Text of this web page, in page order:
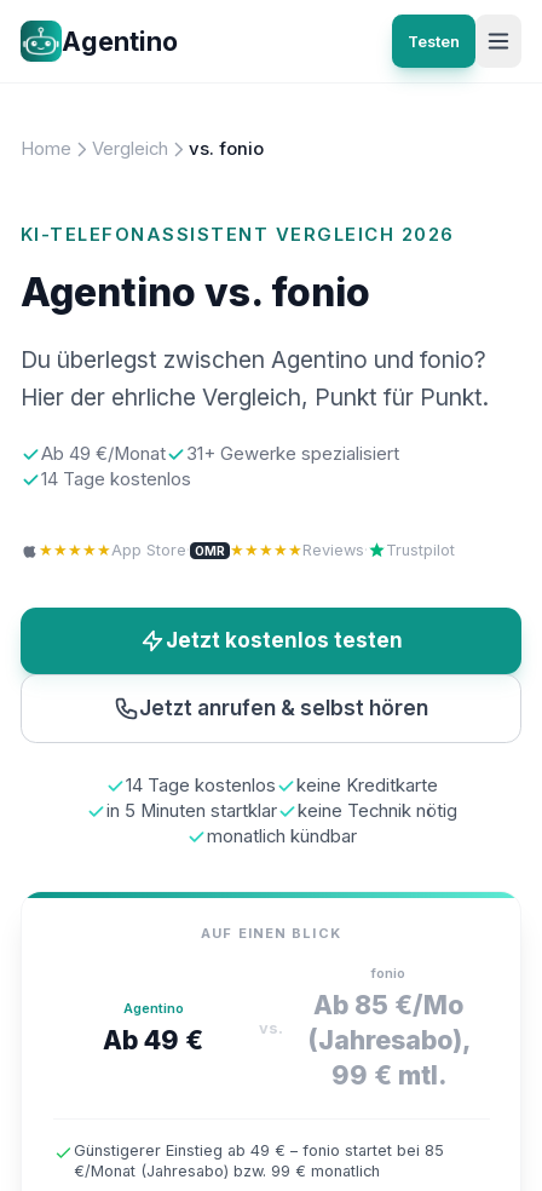
Agentino Testen
Home Vergleich vs. fonio
KI-TELEFONASSISTENT VERGLEICH 2026
Agentino vs. fonio
Du überlegst zwischen Agentino und fonio?
Hier der ehrliche Vergleich, Punkt für Punkt.
Ab 49 €/Monat
31+ Gewerke spezialisiert
14 Tage kostenlos
★★★★★App Store· OMR ★★★★★Reviews· Trustpilot
Jetzt kostenlos testen
Jetzt anrufen & selbst hören
14 Tage kostenlos
keine Kreditkarte
in 5 Minuten startklar
keine Technik nötig
monatlich kündbar
AUF EINEN BLICK
Agentino
Ab 49 € vs.
fonio
Ab 85 €/Mo
(Jahresabo),
99 € mtl.
Günstigerer Einstieg ab 49 € – fonio startet bei 85
€/Monat (Jahresabo) bzw. 99 € monatlich